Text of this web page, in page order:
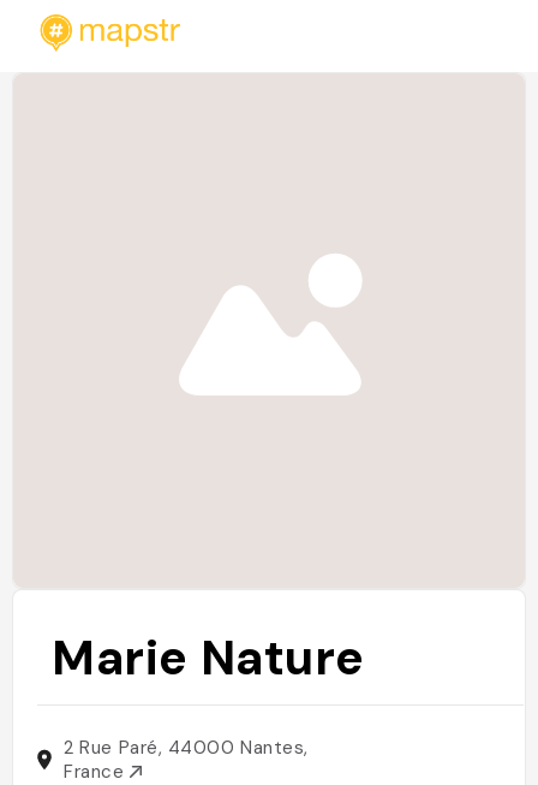
Marie Nature
2 Rue Paré, 44000 Nantes,
France